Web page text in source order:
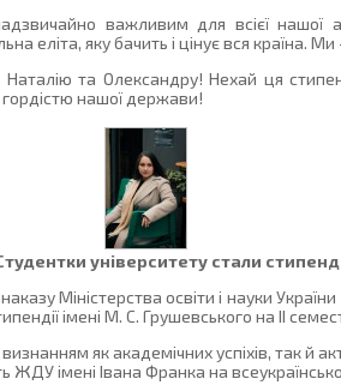
важливим для всієї
еліта, яку бачить і цінує вся
та Олександру! Нехай ця
нашої держави!
університету стали
Міністерства освіти і науки
імені М. С. Грушевського на ІІ
як академічних успіхів, так й
ЖДУ імені Івана Франка на